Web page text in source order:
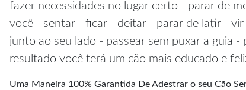
fazer necessidades no lugar certo - parar de
você - sentar - ficar - deitar - parar de latir -
junto ao seu lado - passear sem puxar a guia -
resultado você terá um cão mais educado e
Uma Maneira 100% Garantida De Adestrar o seu Cão